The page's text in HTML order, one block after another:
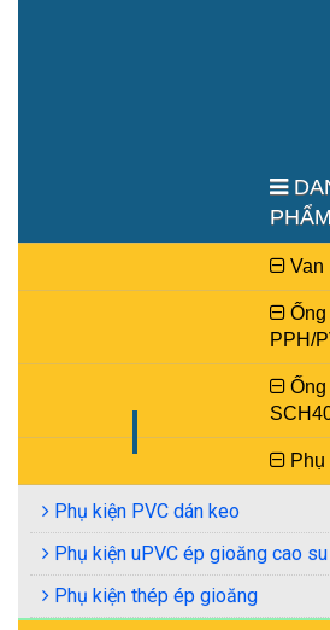
PHẨM
Van
PPH/
Phụ kiện PVC dán keo
Phụ kiện uPVC ép gioăng cao su
Phụ kiện thép ép gioăng